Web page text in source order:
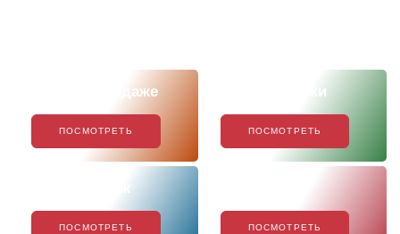
Скоро в продаже
ПОСМОТРЕТЬ
Наши новинки
ПОСМОТРЕТЬ
ПОСМОТРЕТЬ ПОСМОТРЕТЬ